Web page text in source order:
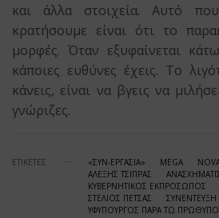
και άλλα στοιχεία. Αυτό
κρατήσουμε είναι ότι το
μορφές. Όταν εξυφαίνεται
κάποιες ευθύνες έχεις. Το
κάνεις, είναι να βγεις να
γνώριζες.
ΕΤΙΚΕΤΕΣ «ΣΥΝ-ΕΡΓΑΣΙΑ» MEGA
ΑΛΕΞΗΣ ΤΣΙΠΡΑΣ
ΚΥΒΕΡΝΗΤΙΚΟΣ ΕΚΠΡΟΣΩΠΟΣ
ΣΤΕΛΙΟΣ ΠΕΤΣΑΣ
ΣΥΝΕΝΤΕΥΞΗ
ΥΦΥΠΟΥΡΓΟΣ ΠΑΡΑ ΤΩ